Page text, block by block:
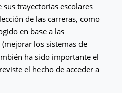
trayectorias escolares
de las carreras, como
en base a las
los sistemas de
ha sido importante el
el hecho de acceder a